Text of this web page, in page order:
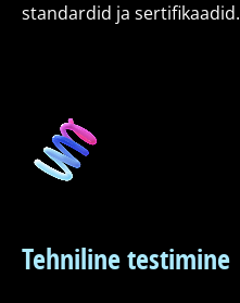
standardid ja sertifikaadid.
Tehniline testimine